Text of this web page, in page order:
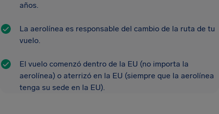
años.
La aerolínea es responsable del cambio de la ruta de tu
vuelo.
El vuelo comenzó dentro de la EU (no importa la
aerolínea) o aterrizó en la EU (siempre que la aerolínea
tenga su sede en la EU).